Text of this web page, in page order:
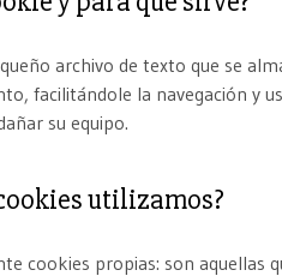
archivo de texto que se
facilitándole la navegación y
su equipo.
utilizamos?
cookies propias: son aquellas